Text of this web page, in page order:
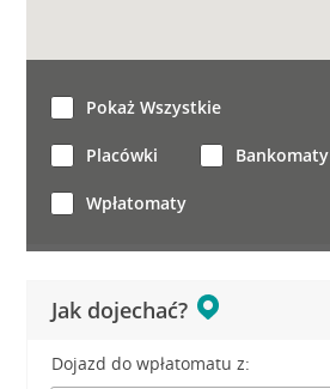
Jak dojechać?
Dojazd do wpłatomatu z:
Pokaż Wszystkie
Placówki Bankomaty
Wpłatomaty